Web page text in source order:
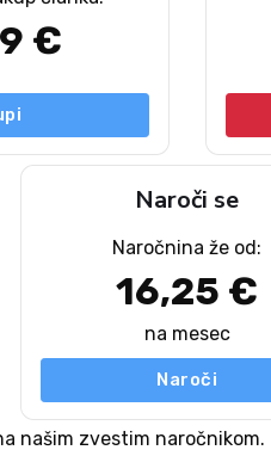
€
Naroči se
Naročnina že od:
16,25 €
na mesec
Naroči
našim zvestim naročnikom.